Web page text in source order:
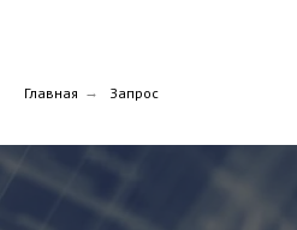
Главная → Запрос